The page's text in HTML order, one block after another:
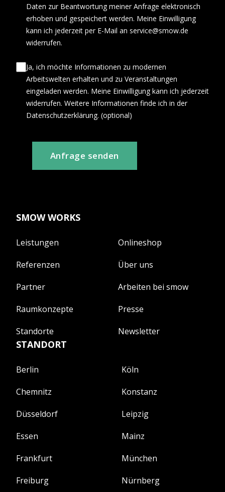
Daten zur Beantwortung meiner Anfrage elektronisch
erhoben und gespeichert werden. Meine Einwilligung
kann ich jederzeit per E-Mail an service@smow.de
widerrufen.
Ja, ich möchte Informationen zu modernen
Arbeitswelten erhalten und zu Veranstaltungen
eingeladen werden. Meine Einwilligung kann ich jederzeit
widerrufen. Weitere Informationen finde ich in der
Datenschutzerklärung. (optional)
Anfrage senden
SMOW WORKS
Leistungen
Referenzen
Partner
Raumkonzepte
Standorte
Onlineshop
Über uns
Arbeiten bei smow
Presse
Newsletter
STANDORT
Berlin
Chemnitz
Düsseldorf
Essen
Frankfurt
Freiburg
Köln
Konstanz
Leipzig
Mainz
München
Nürnberg